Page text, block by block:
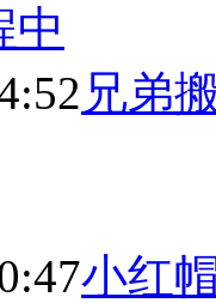
中
兄弟
小红